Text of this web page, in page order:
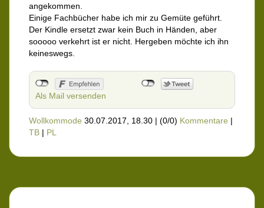
angekommen.
Einige Fachbücher habe ich mir zu Gemüte geführt.
Der Kindle ersetzt zwar kein Buch in Händen, aber
sooooo verkehrt ist er nicht. Hergeben möchte ich ihn
keineswegs.
Als Mail versenden
Wollkommode 30.07.2017, 18.30 | (0/0) Kommentare |
TB | PL